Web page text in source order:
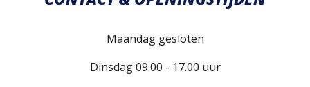
Maandag gesloten
Dinsdag 09.00 - 17.00 uur